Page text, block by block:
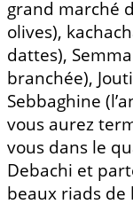
grand marché
olives),
dattes),
branchée),
Sebbaghine
vous aurez
vous dans le
Debachi et
beaux riads de